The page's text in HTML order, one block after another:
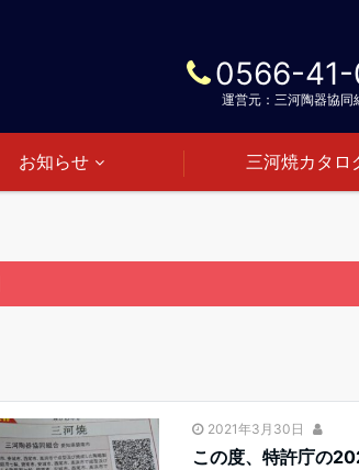
0566-41-
運営元：三河陶器協同
お知らせ 三河焼カタロ
2021年3月30日
この度、特許庁の